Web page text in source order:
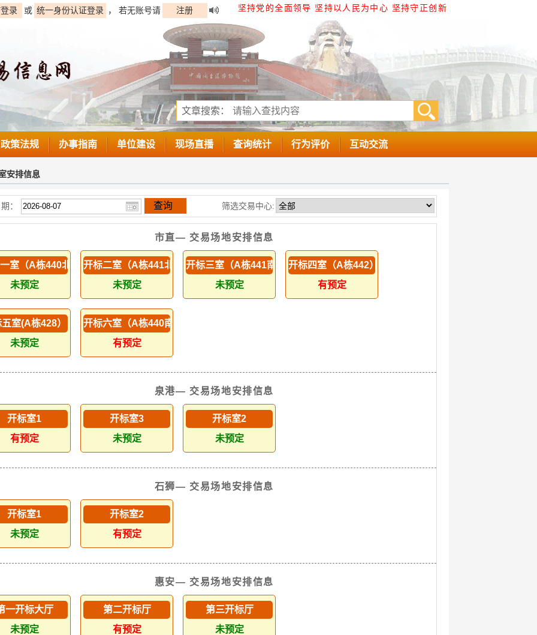
录 或 统一身份认证登录 ， 若无账号请 注册 坚持党的全面领导 坚持以人民为中心 坚持守正创新 坚持以制度建
文章搜索：
政策法规 办事指南 单位建设 现场直播 查询统计 行为评价 互动交流
安排信息
： 查询 筛选交易中心:
市直— 交易场地安排信息
室（A栋440北侧）
未预定
开标二室（A栋441北侧）
未预定
开标三室（A栋441南侧）
未预定
开标四室（A栋442）
有预定
室(A栋428）
未预定
开标六室（A栋440南侧）
有预定
泉港— 交易场地安排信息
开标室1
有预定
开标室3
未预定
开标室2
未预定
石狮— 交易场地安排信息
开标室1
未预定
开标室2
有预定
惠安— 交易场地安排信息
一开标大厅
未预定
第二开标厅
有预定
第三开标厅
未预定